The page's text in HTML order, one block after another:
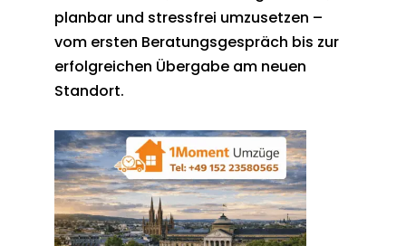
planbar und stressfrei umzusetzen –
vom ersten Beratungsgespräch bis zur
erfolgreichen Übergabe am neuen
Standort.